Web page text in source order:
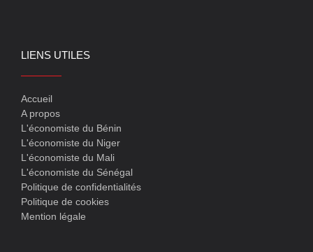
LIENS UTILES
Accueil
A propos
L'économiste du Bénin
L'économiste du Niger
L'économiste du Mali
L'économiste du Sénégal
Politique de confidentialités
Politique de cookies
Mention légale